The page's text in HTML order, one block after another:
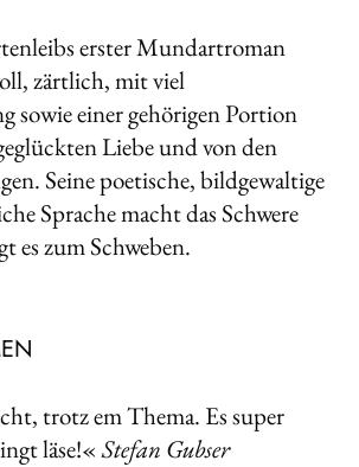
erster Mundartroman
zärtlich, mit viel
sowie einer gehörigen Portion
Liebe und von den
Seine poetische, bildgewaltige
Sprache macht das Schwere
es zum Schweben.
trotz em Thema. Es super
läse!«Stefan Gubser